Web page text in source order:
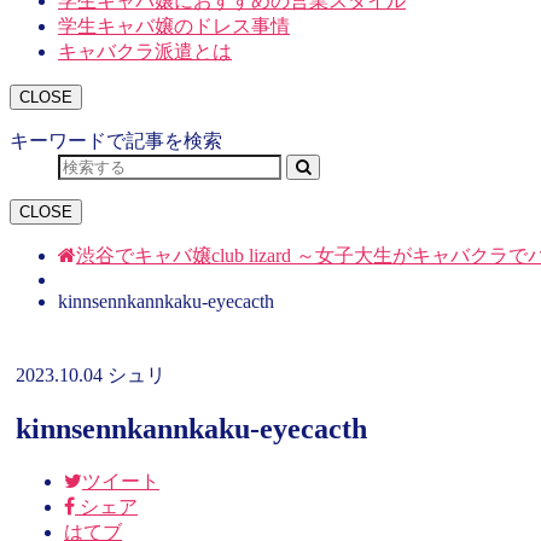
学生キャバ嬢のドレス事情
キャバクラ派遣とは
CLOSE
キーワードで記事を検索
CLOSE
渋谷でキャバ嬢club lizard ～女子大生がキャバクラで
kinnsennkannkaku-eyecacth
2023.10.04 シュリ
kinnsennkannkaku-eyecacth
ツイート
シェア
はてブ